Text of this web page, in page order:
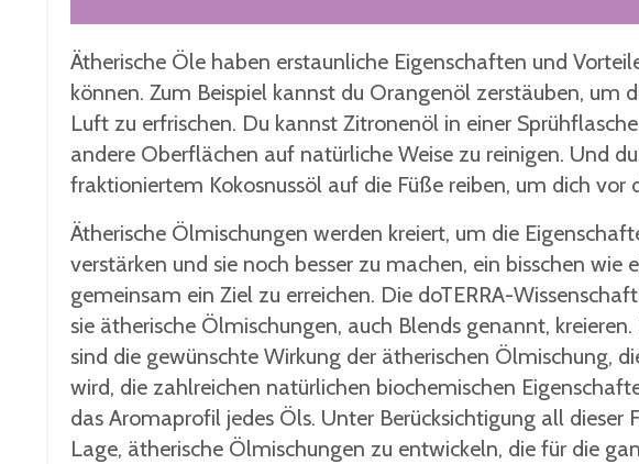
Ätherische Öle haben erstaunliche Eigenschaften und
können. Zum Beispiel kannst du Orangenöl zerstäuben, um
Luft zu erfrischen. Du kannst Zitronenöl in einer
andere Oberflächen auf natürliche Weise zu reinigen. Und
fraktioniertem Kokosnussöl auf die Füße reiben, um dich
Ätherische Ölmischungen werden kreiert, um die
verstärken und sie noch besser zu machen, ein bisschen
gemeinsam ein Ziel zu erreichen. Die doTERRA-
sie ätherische Ölmischungen, auch Blends genannt,
sind die gewünschte Wirkung der ätherischen Ölmischung,
wird, die zahlreichen natürlichen biochemischen
das Aromaprofil jedes Öls. Unter Berücksichtigung all dieser
Lage, ätherische Ölmischungen zu entwickeln, die für die